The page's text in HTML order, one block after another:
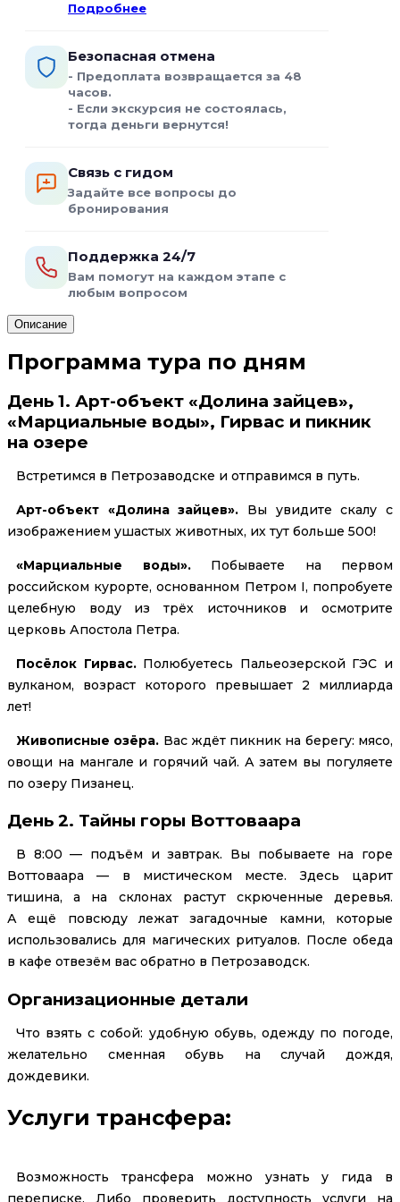
Подробнее
Безопасная отмена
- Предоплата возвращается за 48
часов.
- Если экскурсия не состоялась,
тогда деньги вернутся!
Связь с гидом
Задайте все вопросы до
бронирования
Поддержка 24/7
Вам помогут на каждом этапе с
любым вопросом
Описание
Программа тура по дням
День 1. Арт-объект «Долина зайцев»,
«Марциальные воды», Гирвас и пикник
на озере
Встретимся в Петрозаводске и отправимся в путь.
Арт-объект «Долина зайцев». Вы увидите скалу с
изображением ушастых животных, их тут больше 500!
«Марциальные воды».Побываете на первом
российском курорте, основанном Петром I, попробуете
целебную воду из трёх источников и осмотрите
церковь Апостола Петра.
Посёлок Гирвас.Полюбуетесь Пальеозерской ГЭС и
вулканом, возраст которого превышает 2 миллиарда
лет!
Живописные озёра. Вас ждёт пикник на берегу: мясо,
овощи на мангале и горячий чай. А затем вы погуляете
по озеру Пизанец.
День 2. Тайны горы Воттоваара
В 8:00 — подъём и завтрак. Вы побываете на горе
Воттоваара — в мистическом месте. Здесь царит
тишина, а на склонах растут скрюченные деревья.
А ещё повсюду лежат загадочные камни, которые
использовались для магических ритуалов. После обеда
в кафе отвезём вас обратно в Петрозаводск.
Организационные детали
Что взять с собой: удобную обувь, одежду по погоде,
желательно сменная обувь на случай дождя,
дождевики.
Услуги трансфера:
Возможность трансфера можно узнать у гида в
переписке. Либо проверить доступность услуги на